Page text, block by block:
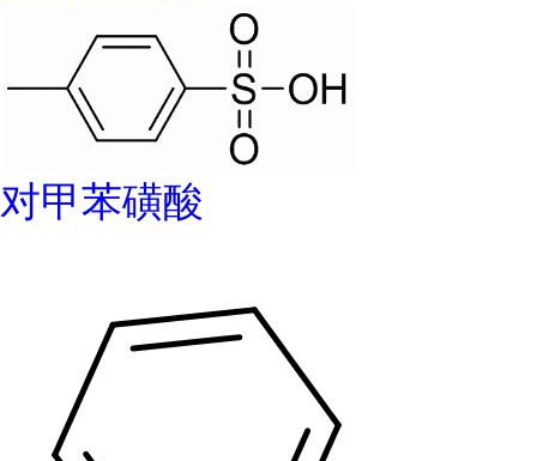
对甲苯磺酸